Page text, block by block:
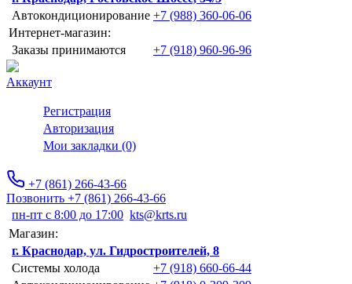
Автокондиционирование +7 (988) 360-06-06
Интернет-магазин:
Заказы принимаются
+7 (918) 960-96-96
Аккаунт
Регистрация
Авторизация
Мои закладки (0)
+7 (861) 266-43-66
Позвонить +7 (861) 266-43-66
пн-пт с 8:00 до 17:00 kts@krts.ru
Магазин:
г. Краснодар, ул. Гидростроителей, 8
Системы холода
+7 (918) 660-66-44